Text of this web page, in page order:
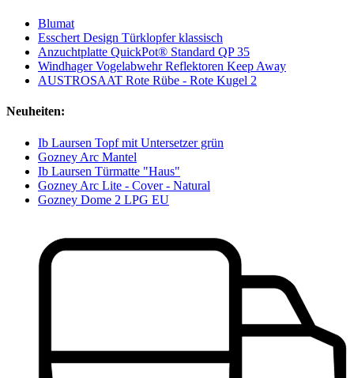
Blumat
Esschert Design Türklopfer klassisch
Anzuchtplatte QuickPot® Standard QP 35
Windhager Vogelabwehr Reflektoren Keep Away
AUSTROSAAT Rote Rübe - Rote Kugel 2
Neuheiten:
Ib Laursen Topf mit Untersetzer grün
Gozney Arc Mantel
Ib Laursen Türmatte "Haus"
Gozney Arc Lite - Cover - Natural
Gozney Dome 2 LPG EU